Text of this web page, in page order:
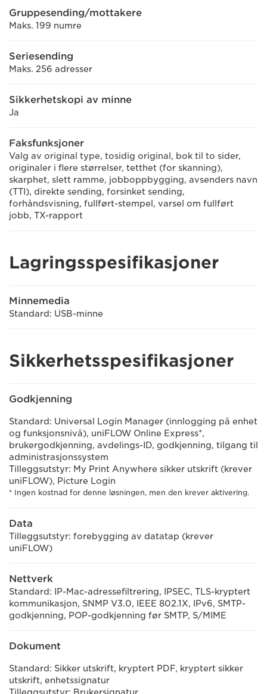
Gruppesending/mottakere
Maks. 199 numre
Seriesending
Maks. 256 adresser
Sikkerhetskopi av minne
Ja
Faksfunksjoner
Valg av original type, tosidig original, bok til to sider,
originaler i flere størrelser, tetthet (for skanning),
skarphet, slett ramme, jobboppbygging, avsenders navn
(TTI), direkte sending, forsinket sending,
forhåndsvisning, fullført-stempel, varsel om fullført
jobb, TX-rapport
Lagringsspesifikasjoner
Minnemedia
Standard: USB-minne
Sikkerhetsspesifikasjoner
Godkjenning
Standard: Universal Login Manager (innlogging på enhet
og funksjonsnivå), uniFLOW Online Express*,
brukergodkjenning, avdelings-ID, godkjenning, tilgang til
administrasjonssystem
Tilleggsutstyr: My Print Anywhere sikker utskrift (krever
uniFLOW), Picture Login
* Ingen kostnad for denne løsningen, men den krever aktivering.
Data
Tilleggsutstyr: forebygging av datatap (krever
uniFLOW)
Nettverk
Standard: IP-Mac-adressefiltrering, IPSEC, TLS-kryptert
kommunikasjon, SNMP V3.0, IEEE 802.1X, IPv6, SMTP-
godkjenning, POP-godkjenning før SMTP, S/MIME
Dokument
Standard: Sikker utskrift, kryptert PDF, kryptert sikker
utskrift, enhetssignatur